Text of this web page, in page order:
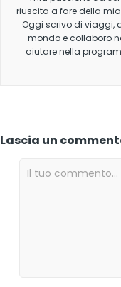
riuscita a fare della
Oggi scrivo di viaggi,
mondo e collaboro
aiutare nella
Lascia un